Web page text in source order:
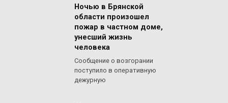
Ночью в Брянской
области произошел
пожар в частном доме,
унесший жизнь
человека
Сообщение о возгорании
поступило в оперативную
дежурную